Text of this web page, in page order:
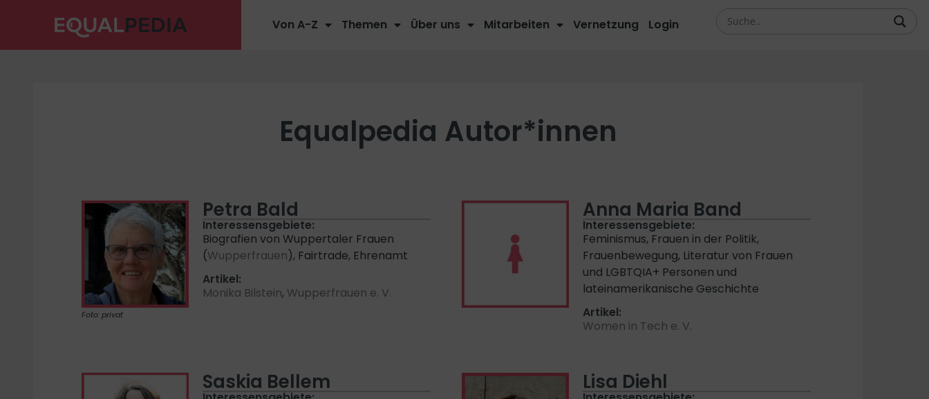
Von A-Z Themen Über uns Mitarbeiten Vernetzung Login
Equalpedia Autor*innen
Foto: privat
Petra Bald
Interessensgebiete:
Biografien von Wuppertaler Frauen
(Wupperfrauen), Fairtrade, Ehrenamt
Artikel:
Monika Bilstein, Wupperfrauen e. V.
Anna Maria Band
Interessensgebiete:
Feminismus, Frauen in der Politik,
Frauenbewegung, Literatur von Frauen
und LGBTQIA+ Personen und
lateinamerikanische Geschichte
Artikel:
Women in Tech e. V.
Saskia Bellem Lisa Diehl